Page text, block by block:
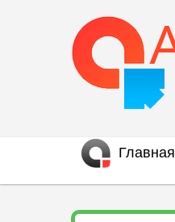
Главная